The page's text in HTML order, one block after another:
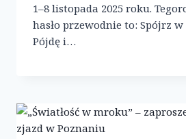
1–8 listopada 2025 roku.
hasło przewodnie to: Spójrz w
Pójdę i…